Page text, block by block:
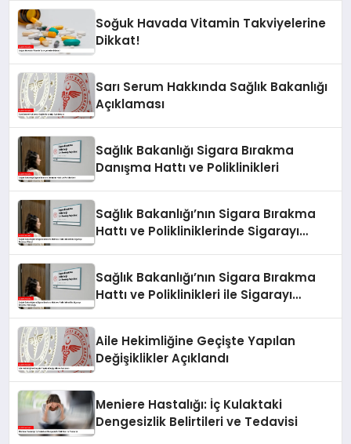
Soğuk Havada Vitamin Takviyelerine
Dikkat!
Sarı Serum Hakkında Sağlık Bakanlığı
Açıklaması
Sağlık Bakanlığı Sigara Bırakma
Danışma Hattı ve Poliklinikleri
Sağlık Bakanlığı’nın Sigara Bırakma
Hattı ve Polikliniklerinde Sigarayı
Sağlık Bakanlığı’nın Sigara Bırakma
Hattı ve Poliklinikleri ile Sigarayı
Aile Hekimliğine Geçişte Yapılan
Değişiklikler Açıklandı
Meniere Hastalığı: İç Kulaktaki
Dengesizlik Belirtileri ve Tedavisi